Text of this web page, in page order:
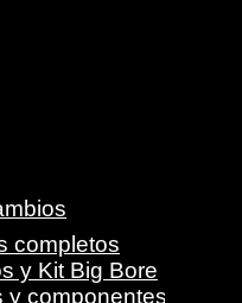
completos
y Kit Big Bore
y componentes